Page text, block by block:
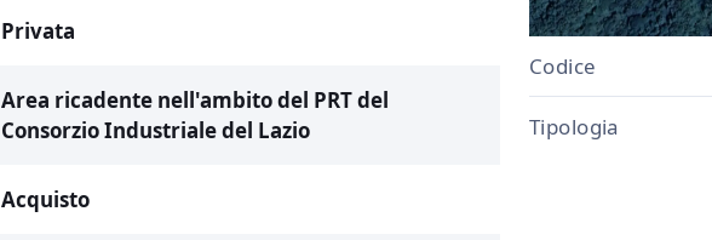
Privata
Area ricadente nell'ambito del PRT del
Consorzio Industriale del Lazio
Acquisto
Codice
Tipologia